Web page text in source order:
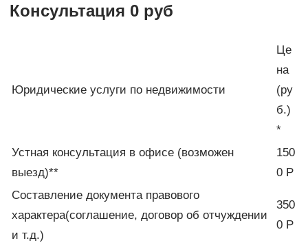
Консультация 0 руб
Юридические услуги по недвижимости
Це
на
(ру
б.)
*
Устная консультация в офисе (возможен
выезд)**
150
0 P
Составление документа правового
характера(соглашение, договор об отчуждении
и т.д.)
350
0 Р